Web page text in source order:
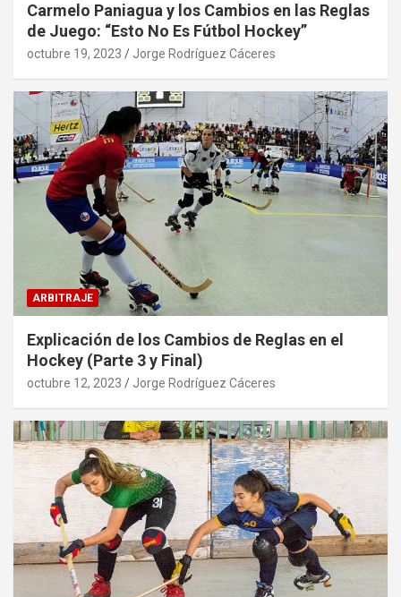
Carmelo Paniagua y los Cambios en las Reglas
de Juego: “Esto No Es Fútbol Hockey”
octubre 19, 2023 Jorge Rodríguez Cáceres
ARBITRAJE
Explicación de los Cambios de Reglas en el
Hockey (Parte 3 y Final)
octubre 12, 2023 Jorge Rodríguez Cáceres